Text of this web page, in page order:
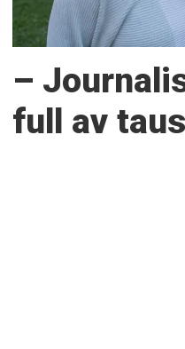
–
full av